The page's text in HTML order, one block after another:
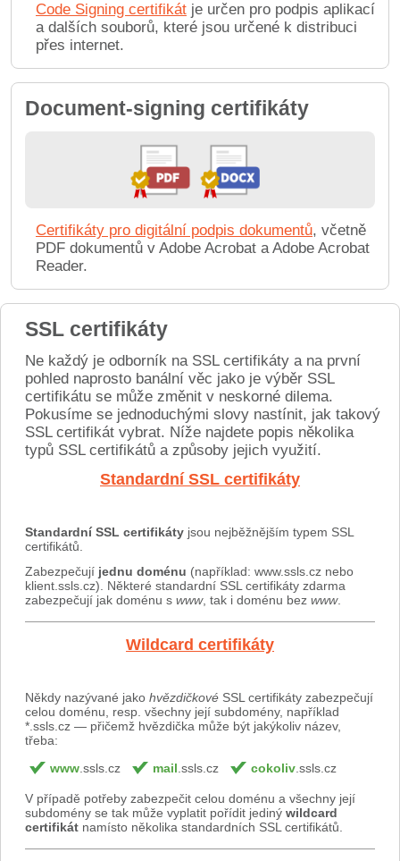
Code Signing certifikát je určen pro podpis aplikací
a dalších souborů, které jsou určené k distribuci
přes internet.
Document-signing certifikáty
Certifikáty pro digitální podpis dokumentů, včetně
PDF dokumentů v Adobe Acrobat a Adobe Acrobat
Reader.
SSL certifikáty
Ne každý je odborník na SSL certifikáty a na první
pohled naprosto banální věc jako je výběr SSL
certifikátu se může změnit v neskorné dilema.
Pokusíme se jednoduchými slovy nastínit, jak takový
SSL certifikát vybrat. Níže najdete popis několika
typů SSL certifikátů a způsoby jejich využití.
Standardní SSL certifikáty
Standardní SSL certifikáty jsou nejběžnějším typem SSL
certifikátů.
Zabezpečují jednu doménu (například: www.ssls.cz nebo
klient.ssls.cz). Některé standardní SSL certifikáty zdarma
zabezpečují jak doménu s www, tak i doménu bez www.
Wildcard certifikáty
Někdy nazývané jako hvězdičkové SSL certifikáty zabezpečují
celou doménu, resp. všechny její subdomény, například
*.ssls.cz — přičemž hvězdička může být jakýkoliv název,
třeba:
www .ssls.cz mail .ssls.cz cokoliv .ssls.cz
V případě potřeby zabezpečit celou doménu a všechny její
subdomény se tak může vyplatit pořídit jediný wildcard
certifikát namísto několika standardních SSL certifikátů.